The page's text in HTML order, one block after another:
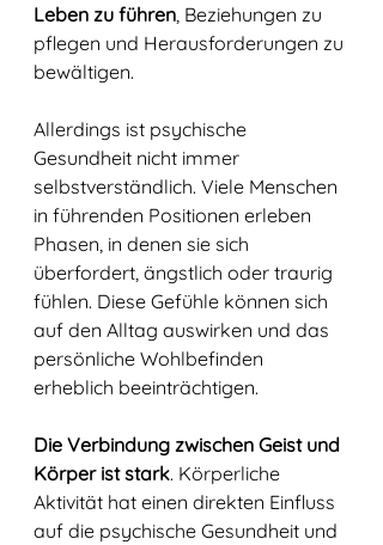
Leben zu führen, Beziehungen zu
pflegen und Herausforderungen zu
bewältigen.
Allerdings ist psychische
Gesundheit nicht immer
selbstverständlich. Viele Menschen
in führenden Positionen erleben
Phasen, in denen sie sich
überfordert, ängstlich oder traurig
fühlen. Diese Gefühle können sich
auf den Alltag auswirken und das
persönliche Wohlbefinden
erheblich beeinträchtigen.
Die Verbindung zwischen Geist und
Körper ist stark. Körperliche
Aktivität hat einen direkten Einfluss
auf die psychische Gesundheit und